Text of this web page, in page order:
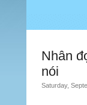
Nhân
nói
Saturday,